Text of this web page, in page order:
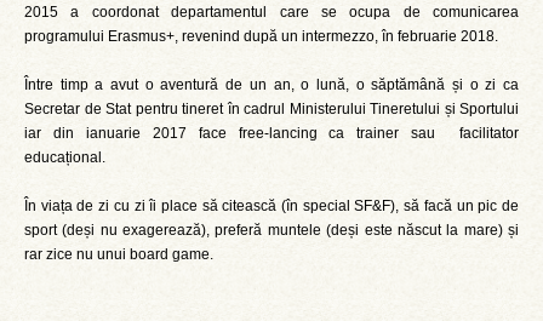
2015 a coordonat departamentul care se ocupa de comunicarea
programului Erasmus+, revenind după un intermezzo, în februarie 2018.
Între timp a avut o aventură de un an, o lună, o săptămână și o zi ca
Secretar de Stat pentru tineret în cadrul Ministerului Tineretului și Sportului
iar din ianuarie 2017 face free-lancing ca trainer sau facilitator
educațional.
În viața de zi cu zi îi place să citească (în special SF&F), să facă un pic de
sport (deși nu exagerează), preferă muntele (deși este născut la mare) și
rar zice nu unui board game.